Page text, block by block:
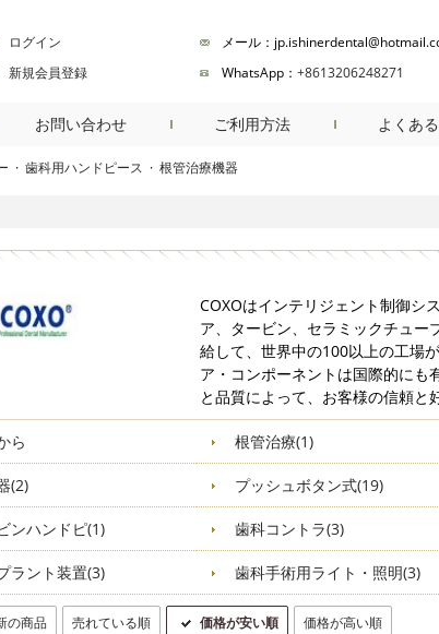
ログイン
新規会員登録
メール：
WhatsApp： +8613206248271
お問い合わせ ご利用方法 よくあ
· 歯科用ハンドピース · 根管治療機器商品検索
COXOはインテリジェント制御シ
ア、タービン、セラミックチュー
給して、世界中の100以上の工場
ア・コンポーネントは国際的にも
と品質によって、お客様の信頼
ら 根管治療(1)
(2) プッシュボタン式(19)
ンハンドピ(1) 歯科コントラ(3)
ラント装置(3) 歯科手術用ライト・照明(3)
の商品 売れている順 価格が安い順 価格が高い順